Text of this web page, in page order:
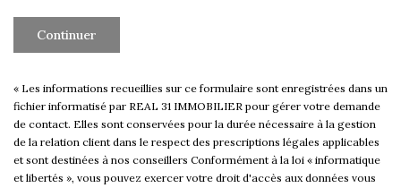
Continuer
« Les informations recueillies sur ce formulaire sont enregistrées dans un
fichier informatisé par REAL 31 IMMOBILIER pour gérer votre demande
de contact. Elles sont conservées pour la durée nécessaire à la gestion
de la relation client dans le respect des prescriptions légales applicables
et sont destinées à nos conseillers Conformément à la loi « informatique
et libertés », vous pouvez exercer votre droit d'accès aux données vous